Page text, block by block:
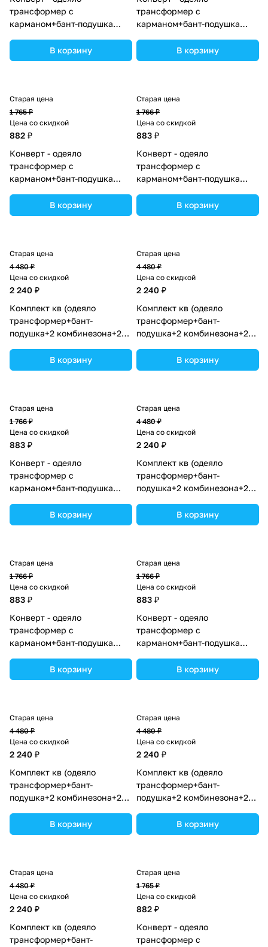
трансформер с
карманом+бант-подушка
(№7498-0-1_04) цвета в
ассортименте.
В корзину
трансформер с
карманом+бант-подушка
(№7496-0-1_12) цвета в
ассортименте.
В корзину
Старая цена
1 765 ₽
Цена со скидкой
882 ₽
Конверт - одеяло
трансформер с
карманом+бант-подушка
(№7496-0-1_12) цвета в
ассортименте.
В корзину
Старая цена
1 766 ₽
Цена со скидкой
883 ₽
Конверт - одеяло
трансформер с
карманом+бант-подушка
(№7498-0-1_02) цвета в
ассортименте.
В корзину
Старая цена
4 480 ₽
Цена со скидкой
2 240 ₽
Комплект кв (одеяло
трансформер+бант-
подушка+2 комбинезона+2
2_16) цвета в ассортименте.
В корзину
Старая цена
4 480 ₽
Цена со скидкой
2 240 ₽
Комплект кв (одеяло
трансформер+бант-
подушка+2 комбинезона+2
2_10) цвета в ассортименте.
В корзину
Старая цена
1 766 ₽
Цена со скидкой
883 ₽
Конверт - одеяло
трансформер с
карманом+бант-подушка
(№7498-0-1_07) цвета в
ассортименте.
В корзину
Старая цена
4 480 ₽
Цена со скидкой
2 240 ₽
Комплект кв (одеяло
трансформер+бант-
подушка+2 комбинезона+2
2_06) цвета в ассортименте.
В корзину
Старая цена
1 766 ₽
Цена со скидкой
883 ₽
Конверт - одеяло
трансформер с
карманом+бант-подушка
(№7498-0-1_05) цвета в
ассортименте.
В корзину
Старая цена
1 766 ₽
Цена со скидкой
883 ₽
Конверт - одеяло
трансформер с
карманом+бант-подушка
(№7498-0-1) цвета в
ассортименте.
В корзину
Старая цена
4 480 ₽
Цена со скидкой
2 240 ₽
Комплект кв (одеяло
трансформер+бант-
подушка+2 комбинезона+2
2_12) цвета в ассортименте.
В корзину
Старая цена
4 480 ₽
Цена со скидкой
2 240 ₽
Комплект кв (одеяло
трансформер+бант-
подушка+2 комбинезона+2
2_03) цвета в ассортименте.
В корзину
Старая цена
4 480 ₽
Цена со скидкой
2 240 ₽
Комплект кв (одеяло
трансформер+бант-
Старая цена
1 765 ₽
Цена со скидкой
882 ₽
Конверт - одеяло
трансформер с